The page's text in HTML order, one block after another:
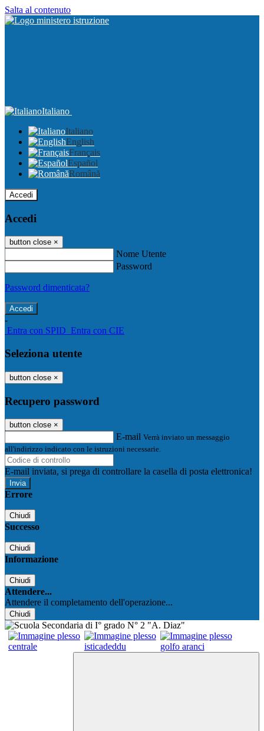
Salta al contenuto
Italiano
Italiano
English
Français
Español
Română
Accedi
Accedi
button close ×
Nome Utente
Password
Password dimenticata?
-
Entra con SPID Entra con CIE
Seleziona utente
button close ×
Recupero password
button close ×
E-mail Verrà inviato un messaggio
all'indirizzo indicato con le istruzioni necessarie.
E-mail inviata, si prega di controllare la casella di posta elettronica!
Errore
Chiudi
Successo
Chiudi
Informazione
Chiudi
Attendere...
Attendere il completamento dell'operazione...
Chiudi